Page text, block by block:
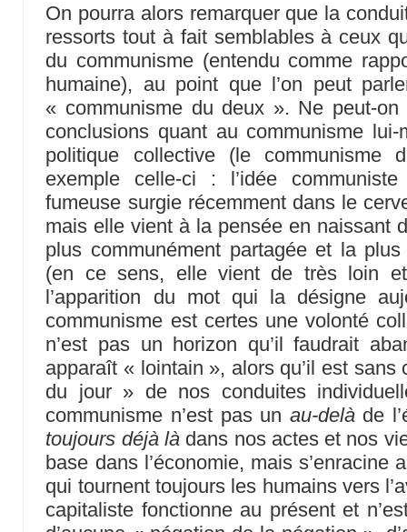
On pourra alors remarquer que la
ressorts tout à fait semblables à ceux
du communisme (entendu comme
humaine), au point que l’on peut
« communisme du deux ». Ne peut-
conclusions quant au communisme lui-
politique collective (le
exemple celle-ci : l’idée
fumeuse surgie récemment dans le
mais elle vient à la pensée en naissant
plus communément partagée et la
(en ce sens, elle vient de très loin
l’apparition du mot qui la désigne
communisme est certes une volonté
n’est pas un horizon qu’il faudrait
apparaît « lointain », alors qu’il est sans
du jour » de nos conduites
communisme n’est pas un au-delàde
toujours déjà là dans nos actes et nos
base dans l’économie, mais s’enracine
qui tournent toujours les humains vers
capitaliste fonctionne au présent et